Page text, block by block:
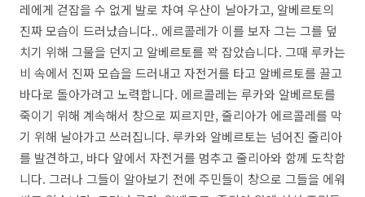
레에게 걷잡을 수 없게 발로 차여 우산이 날아가고, 알베르토의
진짜 모습이 드러났습니다.. 에르콜레가 이를 보자 그는 그를 덮
치기 위해 그물을 던지고 알베르토를 꽉 잡았습니다. 그때 루카는
비 속에서 진짜 모습을 드러내고 자전거를 타고 알베르토를 끌고
바다로 돌아가려고 노력합니다. 에르콜레는 루카와 알베르토를
죽이기 위해 계속해서 창으로 찌르지만, 줄리아가 에르콜레를 막
기 위해 날아가고 쓰러집니다. 루카와 알베르토는 넘어진 줄리아
를 발견하고, 바다 앞에서 자전거를 멈추고 줄리아와 함께 도착합
니다. 그러나 그들이 알아보기 전에 주민들이 창으로 그들을 에워